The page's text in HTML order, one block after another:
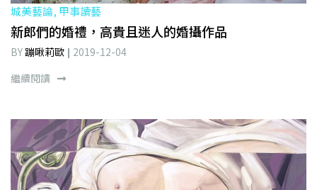
城美藝論, 甲事讀藝
新郎們的婚禮，高貴且迷人的婚攝作品
BY蹦啾莉歐
2019-12-04
繼續閱讀